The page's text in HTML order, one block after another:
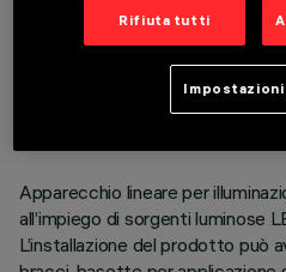
DATI TECNICI
ULTIMO AGGIORNAMENTO: 05/08/
DESCRIZIONE
Apparecchio lineare per
all’impiego di sorgenti luminose
L’installazione del prodotto può
Rifiuta tutti